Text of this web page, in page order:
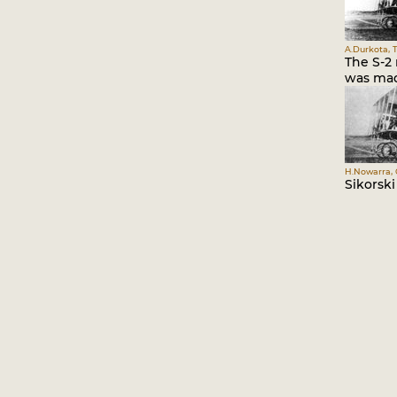
A.Durkota,
The S-
was
H.Nowarra,
Sikorski